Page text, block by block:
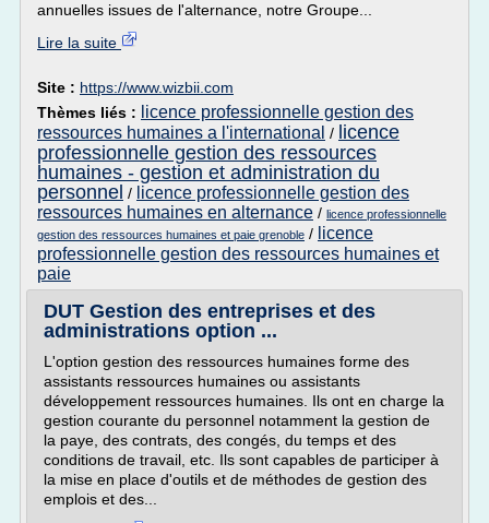
annuelles issues de l'alternance, notre Groupe...
Lire la suite
Site : https://www.wizbii.com
Thèmes liés :
licence professionnelle gestion des
ressources humaines a l'international / licence
professionnelle gestion des ressources
humaines - gestion et administration du
personnel / licence professionnelle gestion des
ressources humaines en alternance / licence professionnelle
gestion des ressources humaines et paie grenoble / licence
professionnelle gestion des ressources humaines et
paie
DUT Gestion des entreprises et des
administrations option ...
L'option gestion des ressources humaines forme des
assistants ressources humaines ou assistants
développement ressources humaines. Ils ont en charge la
gestion courante du personnel notamment la gestion de
la paye, des contrats, des congés, du temps et des
conditions de travail, etc. Ils sont capables de participer à
la mise en place d'outils et de méthodes de gestion des
emplois et des...